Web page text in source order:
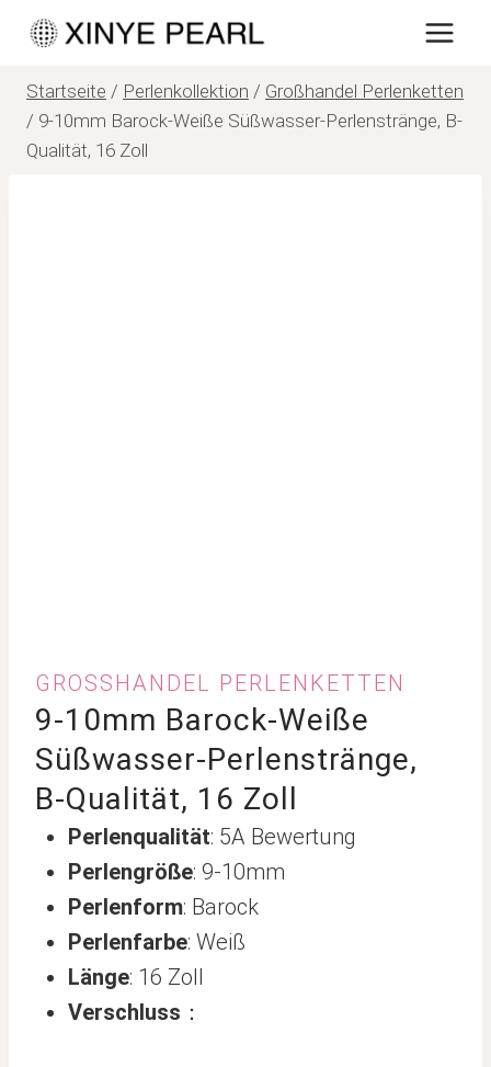
Zum
Inhalt
springen
Startseite / Perlenkollektion / Großhandel Perlenketten
/ 9-10mm Barock-Weiße Süßwasser-Perlenstränge, B-
Qualität, 16 Zoll
GROSSHANDEL PERLENKETTEN
9-10mm Barock-Weiße
Süßwasser-Perlenstränge,
B-Qualität, 16 Zoll
Perlenqualität: 5A Bewertung
Perlengröße: 9-10mm
Perlenform: Barock
Perlenfarbe: Weiß
Länge: 16 Zoll
Verschluss ：